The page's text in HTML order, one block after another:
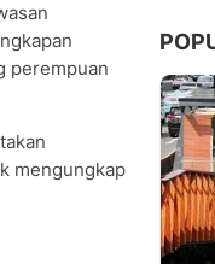
perempuan
mengungkap